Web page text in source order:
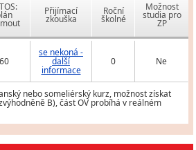
Přijímací
zkouška
Roční
školné
Možnost
studia pro
ZP
60
se nekoná -
další
informace
0 Ne
nebo someliérský kurz, možnost získat
B), část OV probíhá v reálném